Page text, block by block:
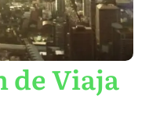
de Viaja